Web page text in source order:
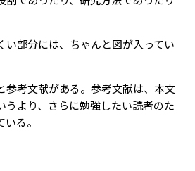
い部分には、ちゃんと図が入ってい
参考文献がある。参考文献は、本文
うより、さらに勉強したい読者のた
る。